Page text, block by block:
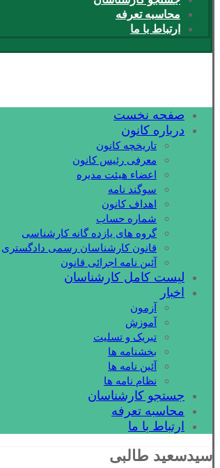
محاسبه تعرفه
ارتباط با ما
صفحه نخست
درباره کانون
تاریخچه کانون
معرفی رئیس کانون
اعضاء هیئت مدیره
سوگند نامه
اهداف کانون
شماره حساب
گروه های یازده گانه کارشناسی
قانون کارشناسان رسمی دادگستری
آئین نامه اجرائی قانون
لیست کامل کارشناسان
اخبار
آزمون
آموزش
تبریک و تسلیت
بخشنامه ها
آئین نامه ها
نظام نامه ها
جستجو کارشناسان
محاسبه تعرفه
ارتباط با ما
سیدسعید طالبی